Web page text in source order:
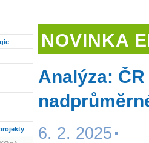
NOVINKA
Analýza:
6. 2. 2025